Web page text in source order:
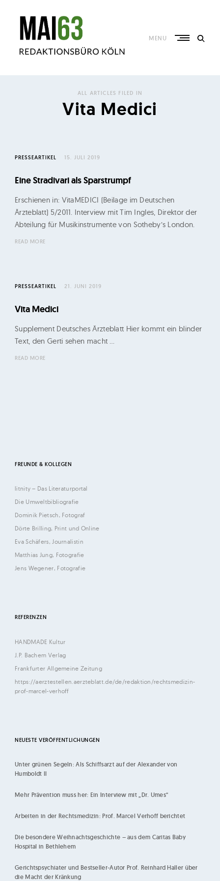
i
n
s
b
ü
r
e
t
i
K
l
M
c
h
a
e
l
F
e
e
s
c
h
i
l
K
l
n
MENU
ALL ARTICLES FILED IN
Vita Medici
PRESSEARTIKEL 15. JULI 2019
Eine Stradivari als Sparstrumpf
Erschienen in: VitaMEDICI (Beilage im Deutschen
Ärzteblatt) 5/2011. Interview mit Tim Ingles, Direktor der
Abteilung für Musikinstrumente von Sotheby’s London.
READ MORE
PRESSEARTIKEL 21. JUNI 2019
Vita Medici
Supplement Deutsches Ärzteblatt Hier kommt ein blinder
Text, den Gerti sehen macht …
READ MORE
FREUNDE & KOLLEGEN
litnity – Das Literaturportal
Die Umweltbibliografie
Dominik Pietsch, Fotograf
Dörte Brilling, Print und Online
Eva Schäfers, Journalistin
Matthias Jung, Fotografie
Jens Wegener, Fotografie
REFERENZEN
HANDMADE Kultur
J.P. Bachem Verlag
Frankfurter Allgemeine Zeitung
https://aerztestellen.aerzteblatt.de/de/redaktion/rechtsmedizin-
prof-marcel-verhoff
NEUESTE VERÖFFENTLICHUNGEN
Unter grünen Segeln: Als Schiffsarzt auf der Alexander von
Humboldt II
Mehr Prävention muss her: Ein Interview mit „Dr. Umes“
Arbeiten in der Rechtsmedizin: Prof. Marcel Verhoff berichtet
Die besondere Weihnachtsgeschichte – aus dem Caritas Baby
Hospital in Bethlehem
Gerichtspsychiater und Bestseller-Autor Prof. Reinhard Haller über
die Macht der Kränkung